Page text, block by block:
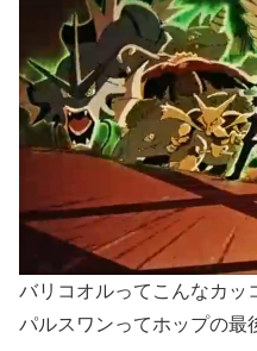
バリコオルってこんなカ
パルスワンってホップの最